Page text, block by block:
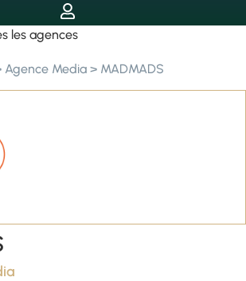
les agences
Agence Media > MADMADS